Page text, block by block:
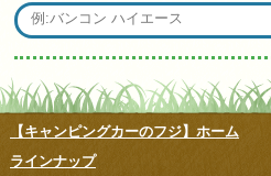
【キャンピングカーのフジ】ホーム
ラインナップ